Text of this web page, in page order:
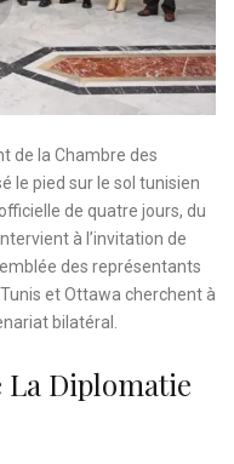
de la Chambre des
le pied sur le sol tunisien
de quatre jours, du
à l’invitation de
des représentants
et Ottawa cherchent à
bilatéral.
La Diplomatie